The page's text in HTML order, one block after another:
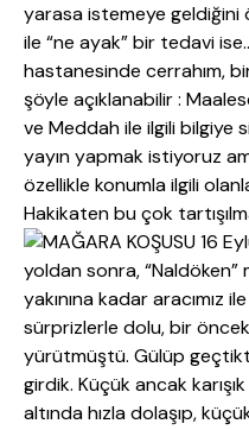
yarasa istemeye geldiğini
ile “ne ayak” bir tedavi
hastanesinde cerrahım,
şöyle açıklanabilir :
ve Meddah ile ilgili bilgiye
yayın yapmak istiyoruz
özellikle konumla ilgili
Hakikaten bu çok
yoldan sonra, “Naldöken”
yakınına kadar aracımız
sürprizlerle dolu, bir
yürütmüştü. Gülüp
girdik. Küçük ancak
altında hızla dolaşıp,